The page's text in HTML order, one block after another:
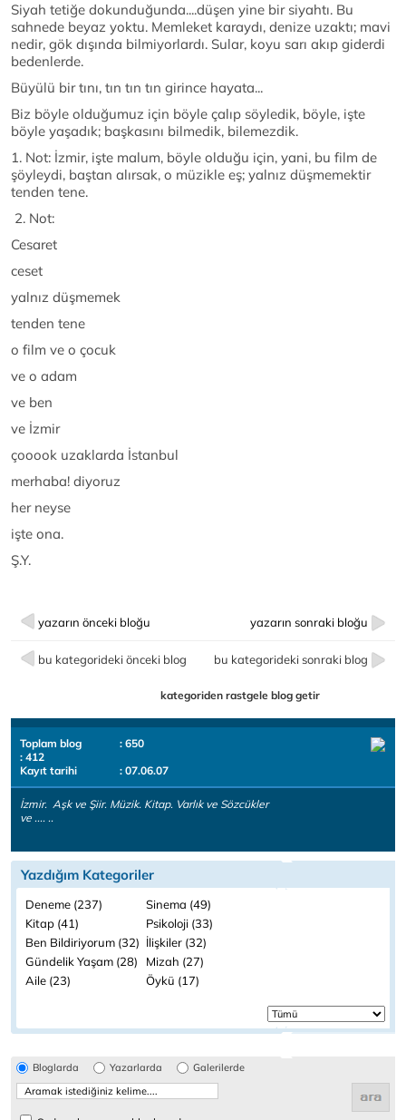
Siyah tetiğe dokunduğunda....düşen yine bir siyahtı. Bu
sahnede beyaz yoktu. Memleket karaydı, denize uzaktı; mavi
nedir, gök dışında bilmiyorlardı. Sular, koyu sarı akıp giderdi
bedenlerde.
Büyülü bir tını, tın tın tın girince hayata...
Biz böyle olduğumuz için böyle çalıp söyledik, böyle, işte
böyle yaşadık; başkasını bilmedik, bilemezdik.
1. Not: İzmir, işte malum, böyle olduğu için, yani, bu film de
şöyleydi, baştan alırsak, o müzikle eş; yalnız düşmemektir
tenden tene.
2. Not:
Cesaret
ceset
yalnız düşmemek
tenden tene
o film ve o çocuk
ve o adam
ve ben
ve İzmir
çooook uzaklarda İstanbul
merhaba! diyoruz
her neyse
işte ona.
Ş.Y.
yazarın önceki bloğu yazarın sonraki bloğu
bu kategorideki önceki blog bu kategorideki sonraki blog
kategoriden rastgele blog getir
Toplam blog
: 650
: 412
Kayıt tarihi
: 07.06.07
İzmir. Aşk ve Şiir. Müzik. Kitap. Varlık ve Sözcükler
ve .... ..
Yazdığım Kategoriler
Deneme (237)
Sinema (49)
Kitap (41)
Psikoloji (33)
Ben Bildiriyorum (32) İlişkiler (32)
Gündelik Yaşam (28)
Mizah (27)
Aile (23)
Öykü (17)
Bloglarda Yazarlarda Galerilerde